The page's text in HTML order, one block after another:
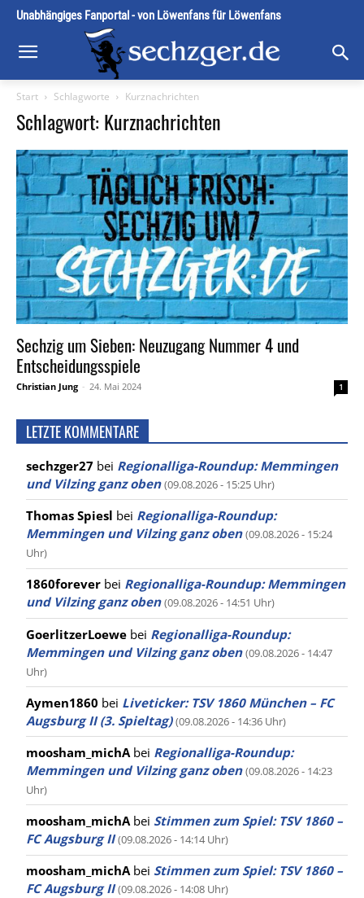
Unabhängiges Fanportal - von Löwenfans für Löwenfans
Start Schlagworte Kurznachrichten
Schlagwort: Kurznachrichten
Sechzig um Sieben: Neuzugang Nummer 4 und
Entscheidungsspiele
Christian Jung - 24. Mai 2024 1
LETZTE KOMMENTARE
sechzger27 bei Regionalliga-Roundup: Memmingen
und Vilzing ganz oben (09.08.2026 - 15:25 Uhr)
Thomas Spiesl bei Regionalliga-Roundup:
Memmingen und Vilzing ganz oben (09.08.2026 - 15:24
Uhr)
1860forever bei Regionalliga-Roundup: Memmingen
und Vilzing ganz oben (09.08.2026 - 14:51 Uhr)
GoerlitzerLoewe bei Regionalliga-Roundup:
Memmingen und Vilzing ganz oben (09.08.2026 - 14:47
Uhr)
Aymen1860 bei Liveticker: TSV 1860 München – FC
Augsburg II (3. Spieltag) (09.08.2026 - 14:36 Uhr)
moosham_michA bei Regionalliga-Roundup:
Memmingen und Vilzing ganz oben (09.08.2026 - 14:23
Uhr)
moosham_michAbei Stimmen zum Spiel: TSV 1860 –
FC Augsburg II (09.08.2026 - 14:14 Uhr)
moosham_michAbei Stimmen zum Spiel: TSV 1860 –
FC Augsburg II (09.08.2026 - 14:08 Uhr)